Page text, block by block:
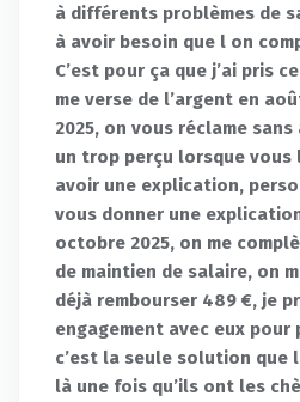
à différents problèmes de
à avoir besoin que l on
C’est pour ça que j’ai pris
me verse de l’argent en
2025, on vous réclame
un trop perçu lorsque vous
avoir une explication,
vous donner une
octobre 2025, on me
de maintien de salaire, on
déjà rembourser 489 €, je
engagement avec eux pour
c’est la seule solution que
là une fois qu’ils ont les